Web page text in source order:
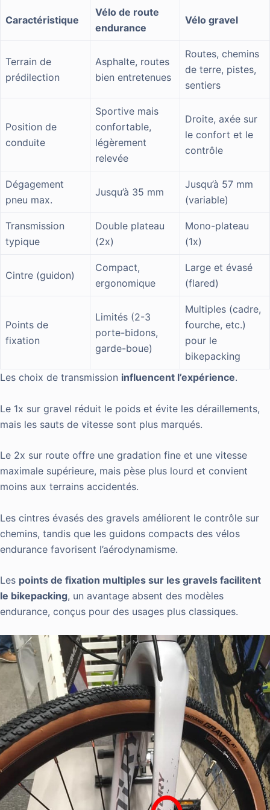
Caractéristique
Vélo de route
endurance
Vélo gravel
Terrain de
prédilection
Asphalte, routes
bien entretenues
Routes, chemins
de terre, pistes,
sentiers
Position de
conduite
Sportive mais
confortable,
légèrement
relevée
Droite, axée sur
le confort et le
contrôle
Dégagement
pneu max.
Jusqu’à 35 mm
Jusqu’à 57 mm
(variable)
Transmission
typique
Double plateau
(2x)
Mono-plateau
(1x)
Cintre (guidon)
Compact,
ergonomique
Large et évasé
(flared)
Points de
fixation
Limités (2-3
porte-bidons,
garde-boue)
Multiples (cadre,
fourche, etc.)
pour le
bikepacking
Les choix de transmission influencent l’expérience.
Le 1x sur gravel réduit le poids et évite les déraillements,
mais les sauts de vitesse sont plus marqués.
Le 2x sur route offre une gradation fine et une vitesse
maximale supérieure, mais pèse plus lourd et convient
moins aux terrains accidentés.
Les cintres évasés des gravels améliorent le contrôle sur
chemins, tandis que les guidons compacts des vélos
endurance favorisent l’aérodynamisme.
Les points de fixation multiples sur les gravels facilitent
le bikepacking, un avantage absent des modèles
endurance, conçus pour des usages plus classiques.